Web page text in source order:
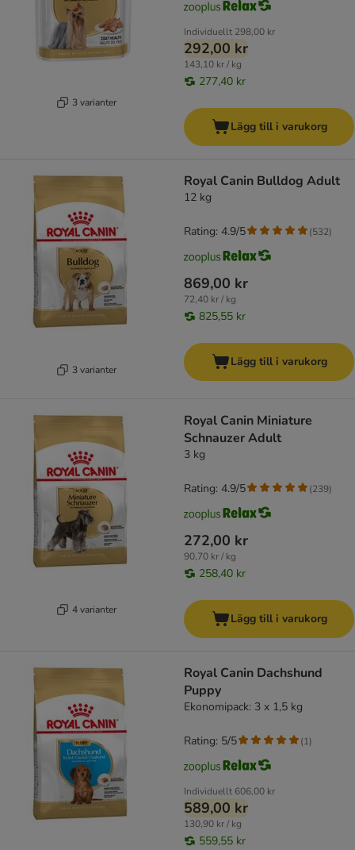
3 varianter
Individuellt 298,00 kr
292,00 kr
143,10 kr / kg
277,40 kr
Lägg till i varukorg
3 varianter
Royal Canin Bulldog Adult
12 kg
869,00 kr
72,40 kr / kg
825,55 kr
Rating: 4.9/5 (532)
Lägg till i varukorg
4 varianter
Royal Canin Miniature
Schnauzer Adult
3 kg
272,00 kr
90,70 kr / kg
258,40 kr
Rating: 4.9/5 (239)
Lägg till i varukorg
Royal Canin Dachshund
Puppy
Ekonomipack: 3 x 1,5 kg
Individuellt 606,00 kr
589,00 kr
130,90 kr / kg
559,55 kr
Rating: 5/5 (1)